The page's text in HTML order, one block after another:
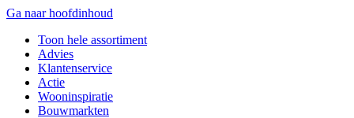
Ga naar hoofdinhoud
Toon hele assortiment
Advies
Klantenservice
Actie
Wooninspiratie
Bouwmarkten